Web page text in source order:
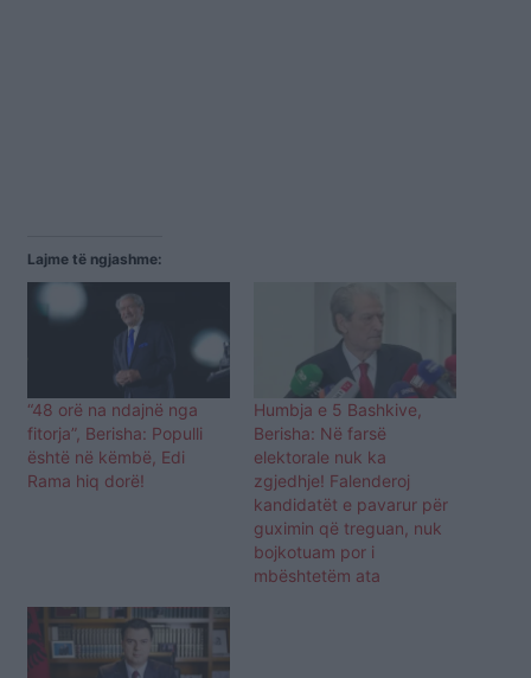
Lajme të ngjashme:
“48 orë na ndajnë nga
fitorja”, Berisha: Populli
është në këmbë, Edi
Rama hiq dorë!
Humbja e 5 Bashkive,
Berisha: Në farsë
elektorale nuk ka
zgjedhje! Falenderoj
kandidatët e pavarur për
guximin që treguan, nuk
bojkotuam por i
mbështetëm ata